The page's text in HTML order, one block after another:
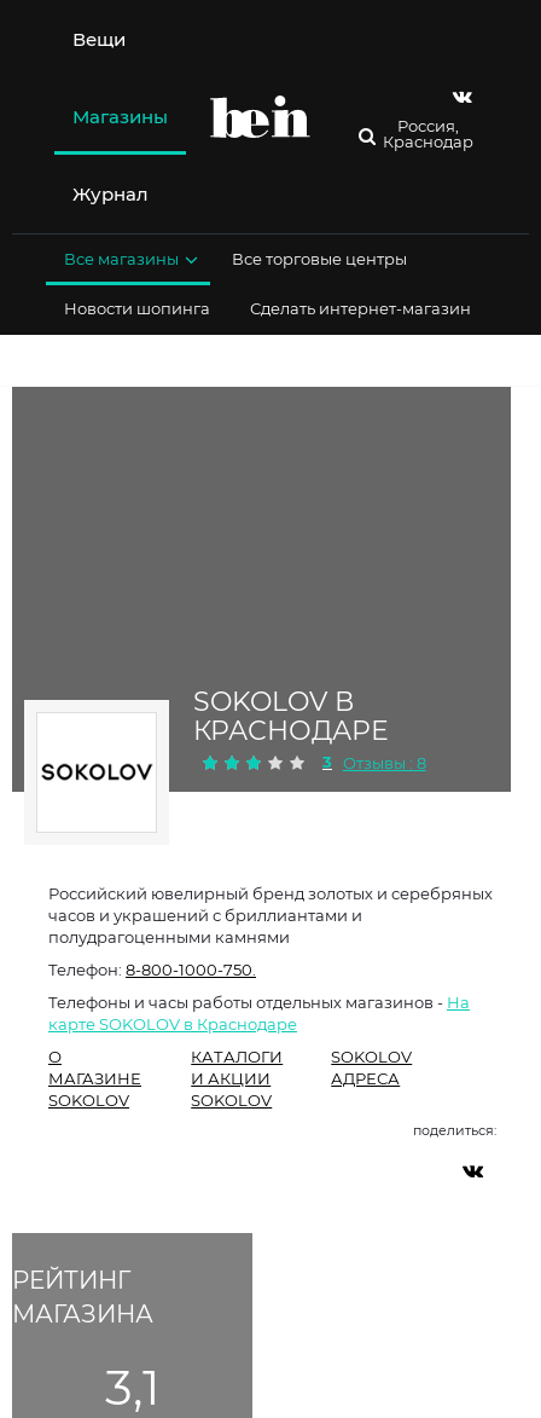
содержимому
Вещи
Магазины
Журнал
Россия,
Краснодар
Все магазины Все торговые центры
Новости шопинга Сделать интернет-магазин
SOKOLOV В
КРАСНОДАРЕ
3 Отзывы : 8
РЕЙТИНГ
МАГАЗИНА
3,1
Российский ювелирный бренд золотых и серебряных
часов и украшений с бриллиантами и
полудрагоценными камнями
Телефон: 8-800-1000-750.
Телефоны и часы работы отдельных магазинов - На
карте SOKOLOV в Краснодаре
О
МАГАЗИНЕ
SOKOLOV
КАТАЛОГИ
И АКЦИИ
SOKOLOV
SOKOLOV
АДРЕСА
поделиться: